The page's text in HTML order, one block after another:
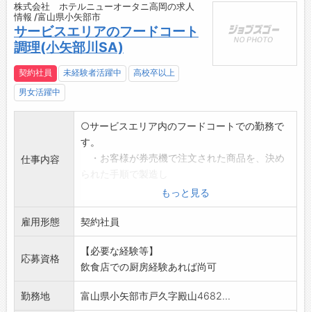
株式会社 ホテルニューオータニ高岡の求人
情報 /富山県小矢部市
サービスエリアのフードコート
調理(小矢部川SA)
契約社員 未経験者活躍中
高校卒以上
男女活躍中
仕事内容
○サービスエリア内のフードコートでの勤務で
す。
・お客様が券売機で注文された商品を、決め
・昼食、夕食時間帯以外は、準備(仕込み)作
業があります
・食器の洗浄やフロアのモップ掛け、テーブ
ル、椅子の整頓など
・食材補充
・閉店作業(券売機締め、片付け、清掃)
※お金の取り扱い、会計業務はありません。
もっと見る
雇用形態 契約社員
応募資格
【必要な経験等】
飲食店での厨房経験あれば尚可
勤務地 富山県小矢部市戸久字殿山4682...